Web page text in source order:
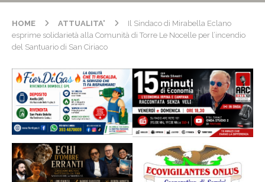
HOME ATTUALITA'
Il Sindaco di Mirabella Eclano
esprime solidarietà alla Comunità di Torre Le Nocelle per l’incendio
del Santuario di San Ciriaco